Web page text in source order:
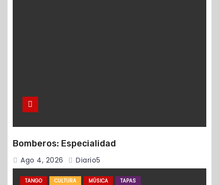
Bomberos: Especialidad
Ago 4, 2026 Diario5
TANGO CULTURA MÚSICA TAPAS